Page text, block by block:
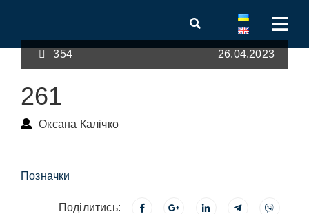
354 26.04.2023
261
Оксана Калічко
Позначки
Поділитись: